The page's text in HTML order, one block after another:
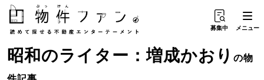
募集中 メニュー
昭和のライター：増成かおり の物